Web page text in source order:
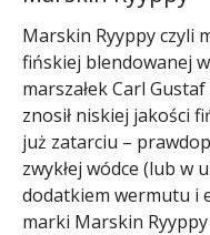
Marskin Ryyppy czyli
fińskiej blendowanej
marszałek Carl
znosił niskiej jakości
już zatarciu –
zwykłej wódce (lub w
dodatkiem wermutu i
marki Marskin